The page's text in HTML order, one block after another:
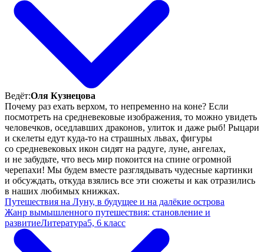
Ведёт:Оля Кузнецова
Почему раз ехать верхом, то непременно на коне? Если
посмотреть на средневековые изображения, то можно увидеть
человечков, оседлавших драконов, улиток и даже рыб! Рыцари
и скелеты едут куда-то на страшных львах, фигуры
со средневековых икон сидят на радуге, луне, ангелах,
и не забудьте, что весь мир покоится на спине огромной
черепахи! Мы будем вместе разглядывать чудесные картинки
и обсуждать, откуда взялись все эти сюжеты и как отразились
в наших любимых книжках.
Путешествия на Луну, в будущее и на далёкие острова
Жанр вымышленного путешествия: становление и
развитиеЛитература5, 6 класс